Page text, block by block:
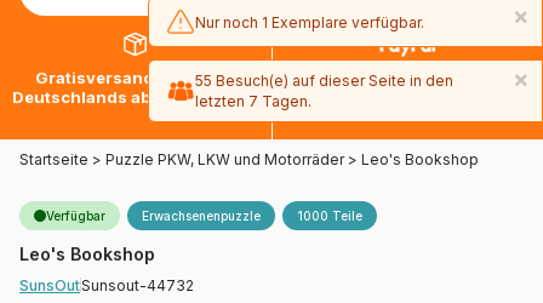
Gratisversand innerhalb
Deutschlands ab 49 € mit DPD
30 Tage später bezahlen
Startseite > Puzzle PKW, LKW und Motorräder > Leo's Bookshop
Verfügbar Erwachsenenpuzzle 1000 Teile
Leo's Bookshop
SunsOutSunsout-44732
×
Nur noch 1 Exemplare verfügbar.
×
55 Besuch(e) auf dieser Seite in den
letzten 7 Tagen.